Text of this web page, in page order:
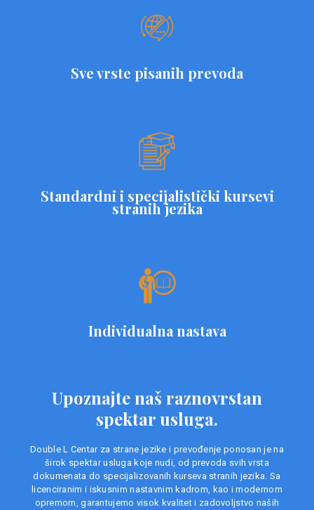
Sve vrste pisanih prevoda
Standardni i specijalistički kursevi
stranih jezika
Individualna nastava
Upoznajte naš raznovrstan
spektar usluga.
Double L Centar za strane jezike i prevođenje ponosan je na
širok spektar usluga koje nudi, od prevoda svih vrsta
dokumenata do specijalizovanih kurseva stranih jezika. Sa
licenciranim i iskusnim nastavnim kadrom, kao i modernom
opremom, garantujemo visok kvalitet i zadovoljstvo naših